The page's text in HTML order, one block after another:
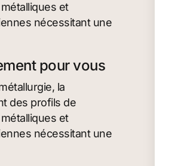
et
nécessitant une
pour vous
la
des profils de
et
nécessitant une